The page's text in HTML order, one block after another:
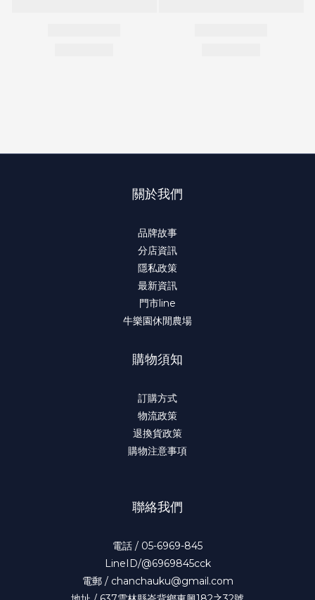
關於我們
品牌故事
分店資訊
隱私政策
最新資訊
門市line
牛樂園休閒農場
購物須知
訂購方式
物流政策
退換貨政策
購物注意事項
聯絡我們
電話 / 05-6969-845
LineID/@6969845cck
電郵 / chanchauku@gmail.com